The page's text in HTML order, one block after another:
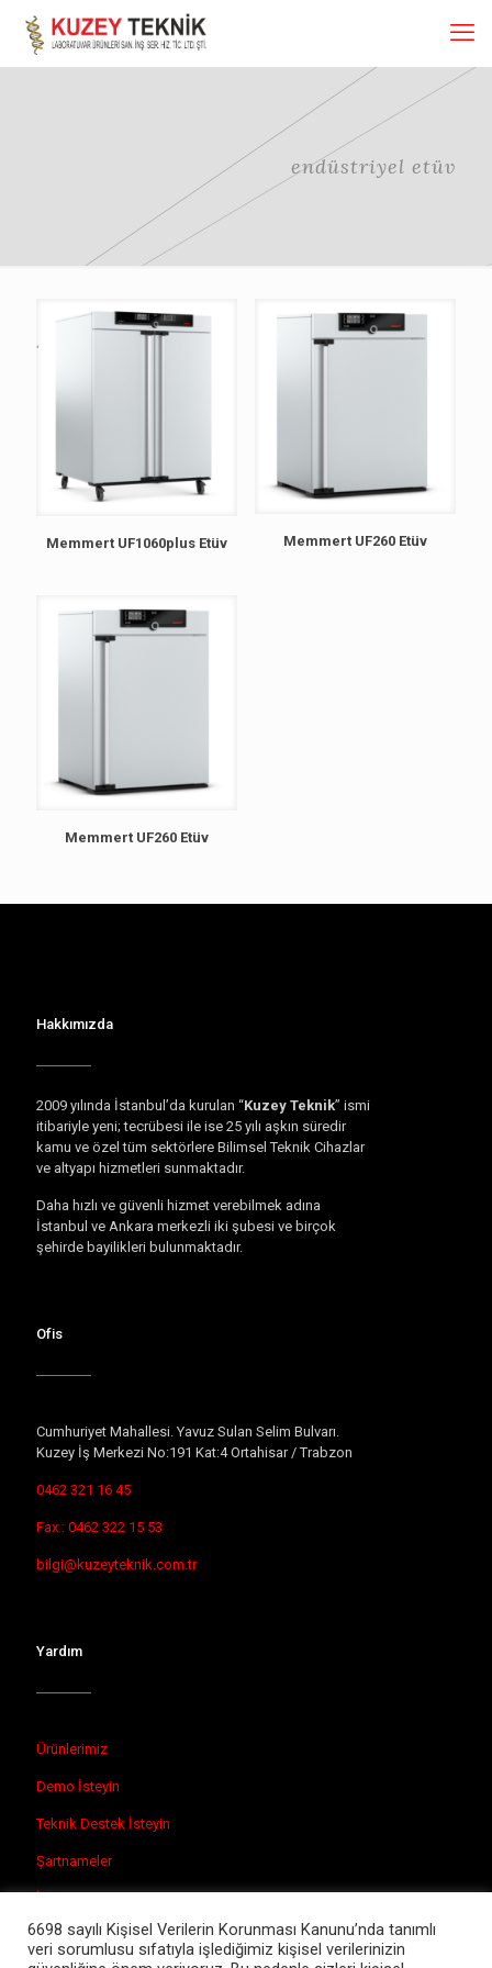
endüstriyel etüv
Memmert UF1060plus Etüv Memmert UF260 Etüv
Memmert UF260 Etüv
Hakkımızda
2009 yılında İstanbul’da kurulan “Kuzey Teknik” ismi
itibariyle yeni; tecrübesi ile ise 25 yılı aşkın süredir
kamu ve özel tüm sektörlere Bilimsel Teknik Cihazlar
ve altyapı hizmetleri sunmaktadır.
Daha hızlı ve güvenli hizmet verebilmek adına
İstanbul ve Ankara merkezli iki şubesi ve birçok
şehirde bayilikleri bulunmaktadır.
Ofis
Cumhuriyet Mahallesi. Yavuz Sulan Selim Bulvarı.
Kuzey İş Merkezi No:191 Kat:4 Ortahisar / Trabzon
0462 321 16 45
Fax : 0462 322 15 53
bilgi@kuzeyteknik.com.tr
Yardım
Ürünlerimiz
Demo İsteyin
Teknik Destek İsteyin
Şartnameler
6698 sayılı Kişisel Verilerin Korunması Kanunu’nda tanımlı
veri sorumlusu sıfatıyla işlediğimiz kişisel verilerinizin